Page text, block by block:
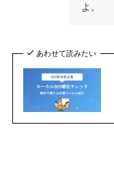
よ。
あわせて読みたい